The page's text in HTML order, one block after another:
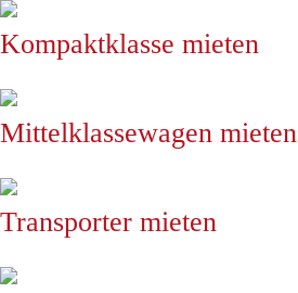
Kompaktklasse mieten
Mittelklassewagen mieten
Transporter mieten